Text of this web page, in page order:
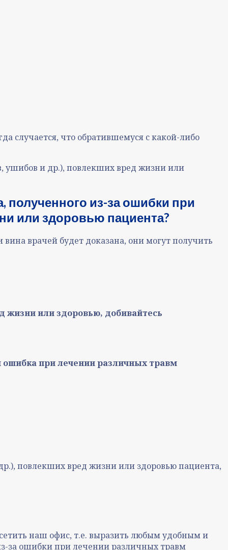
случается, что обратившемуся с какой-либо
ушибов и др.), повлекших вред жизни или
полученного из-за ошибки при
или здоровью пациента?
врачей будет доказана, они могут получить
или здоровью, добивайтесь
при лечении различных травм
повлекших вред жизни или здоровью пациента,
наш офис, т.е. выразить любым удобным и
за ошибки при лечении различных травм